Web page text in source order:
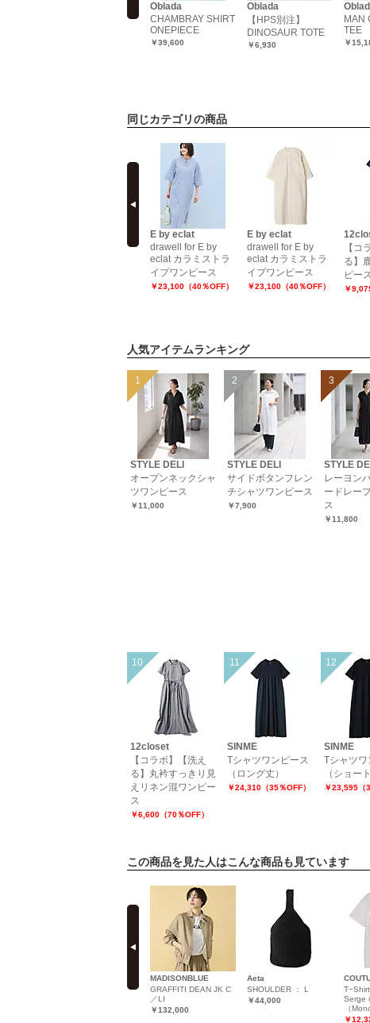
60S BAKER PANTS
Oblada
CHAMBRAY SHIRT
ONEPIECE
￥39,600
Oblada
【HPS別注】
DINOSAUR TOTE
￥6,930
MAN
TEE
￥
同じカテゴリの商品
26SSブルーシャー
E by eclat
drawell for E by
eclat カラミストラ
イプワンピース
￥23,100（40％OFF）
E by eclat
drawell for E by
eclat カラミストラ
イプワンピース
￥23,100（40％OFF）
【コ
る】
ピー
￥
人気アイテムランキング
STYLE DELI
オープンネックシャ
ツワンピース
￥11,000
STYLE DELI
サイドボタンフレン
チシャツワンピース
￥7,900
STYLE
レーヨン
ードレー
ス
￥11,800
12closet
【コラボ】【洗え
る】丸衿すっきり見
えリネン混ワンピー
ス
￥6,600（70％OFF）
SINME
Tシャツワンピース
（ロング丈）
￥24,310（35％OFF）
SINME
Tシャツワ
（ショー
￥23,595（
この商品を見た人はこんな商品も見ています
【HPS別注】18G 二重
MADISONBLUE
GRAFFITI DEAN JK C
／LI
￥132,000
Aeta
SHOULDER ： L
￥44,000
Serge
（
￥